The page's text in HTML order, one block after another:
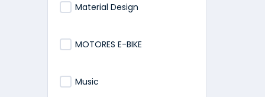
Material Design
MOTORES E-BIKE
Music